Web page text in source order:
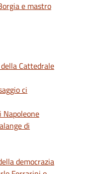
e mastro
Cattedrale
ci
Napoleone
di
democrazia